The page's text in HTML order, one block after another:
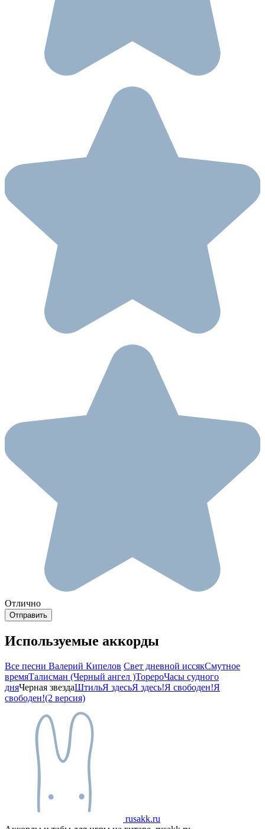
Отлично
Используемые аккорды
Все песни Валерий Кипелов Свет дневной иссякСмутное
времяТалисман (Черный ангел )ТорероЧасы судного
дняЧерная звездаШтильЯ здесьЯ здесь!Я свободен!Я
свободен!(2 версия)
rusakk.ru